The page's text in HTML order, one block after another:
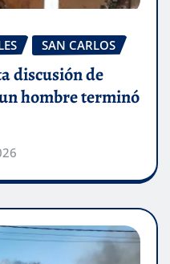
SAN CARLOS
discusión de
hombre terminó